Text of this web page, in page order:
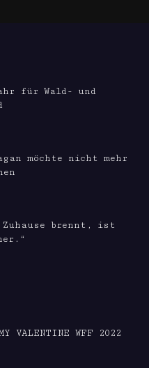
für Wald- und
möchte nicht mehr
Zuhause brennt, ist
VALENTINE WFF 2022